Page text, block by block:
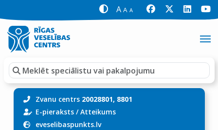
A A A
Zvanu centrs 20028801, 8801
E-pieraksts/Atteikums
eveselibaspunkts.lv